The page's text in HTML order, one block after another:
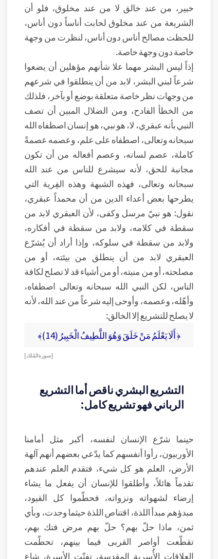
خبير، من عند خالق لا من عند مخلوق، فلو أن
الشريعة من عند مخلوق لحابت أناساً دون أناس،
للحظت مصالح أناس دون أناس، لنظرت من وجهة
خاصة دون وجهة خاصة.
إذاً ليس البشر مهما علا شأنهم مؤهلين أن يضعوا
شرعاً لبني البشر، لابد من أن ينطلقوا في شرعهم
من وجهات نظر خاصة متعلقة بوضع أو بآخر، فلذلك
من الخطأ الفادح، ومن الضلال المبين أن تصف
النبي بأنه عبقري، لا، هو نبي، هو إنسان اصطفاه الله
سبحانه وتعالى، اصطفاه على علم، وعصمه عصمةً
كاملة، عصم لسانه، وعصم أفعاله من أن تكون
مجانبة للحق، لأنه سيشرع للناس من عند الله
سبحانه وتعالى، فهذه الشبهة وهذه الفِرية التي
يطرحها بعض أعداء الدين من أن محمداً عبقري،
نقول: هو نبيّ مرسل وكفى، لأن العبقري لابد من
سقطة في كلامه، ولابد من سقطة في أفكاره،
ولابد من سقطة في سلوكه، وإذا أراد أن يُشرّع
العبقري لابد من أن ينطلق من بيئته، أو من
مصلحته، أو من منبته، أو من أشياء قد لا تصلح لكافة
الناس، لكن النبي الله سبحانه وتعالى اصطفاه،
وأهّله، وعصمه، وأوحى إليه شرعاً من عند الله، لأنه
لا يصلح للتشريع إلا الخالق:
﴿ أَلَا يَعْلَمُ مَنْ خَلَقَ وَهُوَ اللَّطِيفُ الْخَبِيرُ (14)﴾
[ سورة المُلك ]
التشريع البشري ناقص أما التشريع
الرباني فهو تشريع كامل:
حينما شرّع الإنسان لنفسه، أكبر مثل أمامنا
الأوربيون، رأوا أنفسهم كما يدّعي بعضهم أنهم آلهة
الأرض، العلم هو كل شيء، فتقدم العلم عندهم
تقدماً هائلاً، وأطلقوا للإنسان أن يفعل ما يشاء
إرضاء لشهواته ونزواته، فحطّموا كل القيود،
مبدؤهم مبدأ اللذة، اقتناص اللذة حيثما وجدت، وبأي
ثمن، ماذا حلّ بهم؟ حلّ بهم مرض فتك بهم،
تقطّعت أواصر القربى فيما بينهم، تحطّمت
العلاقات الأُسرية المقدسة، تفتّت الأسرة، شاع